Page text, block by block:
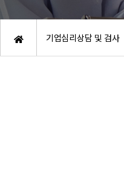
ㆍ심리상담사 지원안내
기업심리상담 및 검사